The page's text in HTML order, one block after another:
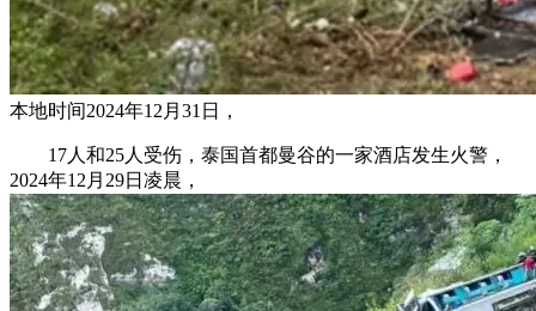
本地时间2024年12月31日，
17人和25人受伤，泰国首都曼谷的一家酒店发生火警，
2024年12月29日凌晨，